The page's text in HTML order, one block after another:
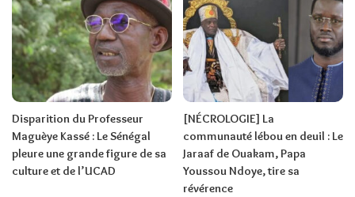
Disparition du Professeur
Maguèye Kassé : Le Sénégal
pleure une grande figure de sa
culture et de l’UCAD
[NÉCROLOGIE] La
communauté lébou en deuil : Le
Jaraaf de Ouakam, Papa
Youssou Ndoye, tire sa
révérence